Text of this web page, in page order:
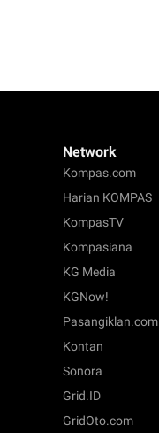
Network
Kompas.com
Harian KOMPAS
KompasTV
Kompasiana
KG Media
KGNow!
Pasangiklan.com
Kontan
Sonora
Grid.ID
GridOto.com